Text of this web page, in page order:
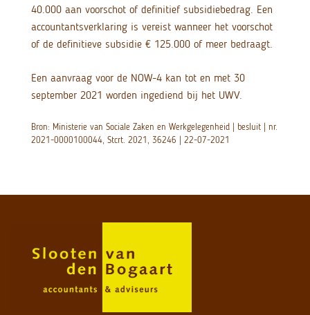
40.000 aan voorschot of definitief subsidiebedrag. Een
accountantsverklaring is vereist wanneer het voorschot
of de definitieve subsidie € 125.000 of meer bedraagt.
Een aanvraag voor de NOW-4 kan tot en met 30
september 2021 worden ingediend bij het UWV.
Bron: Ministerie van Sociale Zaken en Werkgelegenheid | besluit | nr.
2021-0000100044, Stcrt. 2021, 36246 | 22-07-2021